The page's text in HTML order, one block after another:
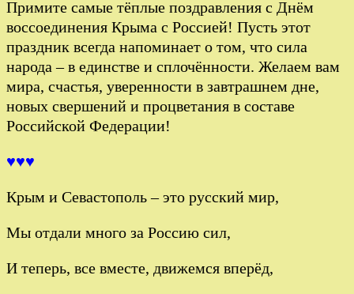
Примите самые тёплые поздравления с Днём
воссоединения Крыма с Россией! Пусть этот
праздник всегда напоминает о том, что сила
народа – в единстве и сплочённости. Желаем вам
мира, счастья, уверенности в завтрашнем дне,
новых свершений и процветания в составе
Российской Федерации!
♥♥♥
Крым и Севастополь – это русский мир,
Мы отдали много за Россию сил,
И теперь, все вместе, движемся вперёд,